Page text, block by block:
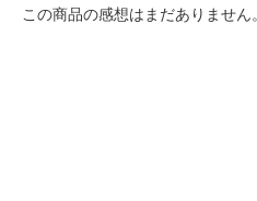
この商品の感想はまだありません。